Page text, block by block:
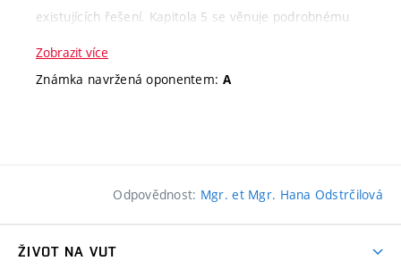
zadání jako mírně náročnější.
během
existujících řešení. Kapitola 5 se věnuje podrobnému
popisu implementace a kapitola 6 evaluaci zvoleného
řešení. Dále oceňuji, že student již do práce uvedl
stupněm A (90 bodů).
Kritérium
Zobrazit více
Známka navržená oponentem: A
Odpovědnost: Mgr. et Mgr. Hana Odstrčilová
ŽIVOT NA VUT